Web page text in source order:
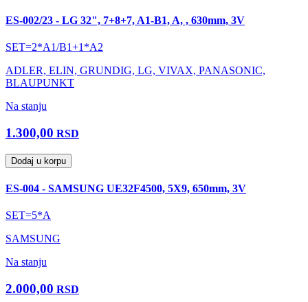
ES-002/23 - LG 32", 7+8+7, A1-B1, A, , 630mm, 3V
SET=2*A1/B1+1*A2
ADLER, ELIN, GRUNDIG, LG, VIVAX, PANASONIC,
BLAUPUNKT
Na stanju
1.300,00 RSD
Dodaj u korpu
ES-004 - SAMSUNG UE32F4500, 5X9, 650mm, 3V
SET=5*A
SAMSUNG
Na stanju
2.000,00 RSD